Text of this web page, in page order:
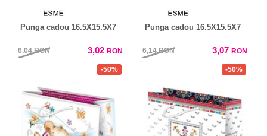
Punga cadou 16.5X15.5X7
6,04RON 3,02 RON
Punga cadou 16.5X15.5X7
6,14RON 3,07 RON
-50% -50%